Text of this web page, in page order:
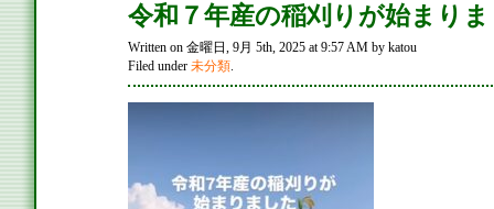
令和７年産の稲刈りが始まり
Written on 金曜日, 9月 5th, 2025 at 9:57 AM by katou
Filed under 未分類.